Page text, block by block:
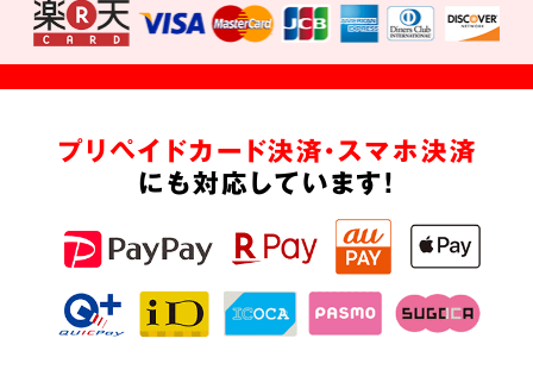
プリペイドカード決済・スマホ決済
にも対応しています!